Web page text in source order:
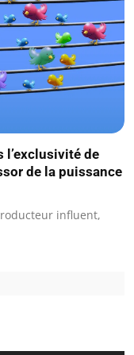
l’exclusivité de
de la puissance
influent,